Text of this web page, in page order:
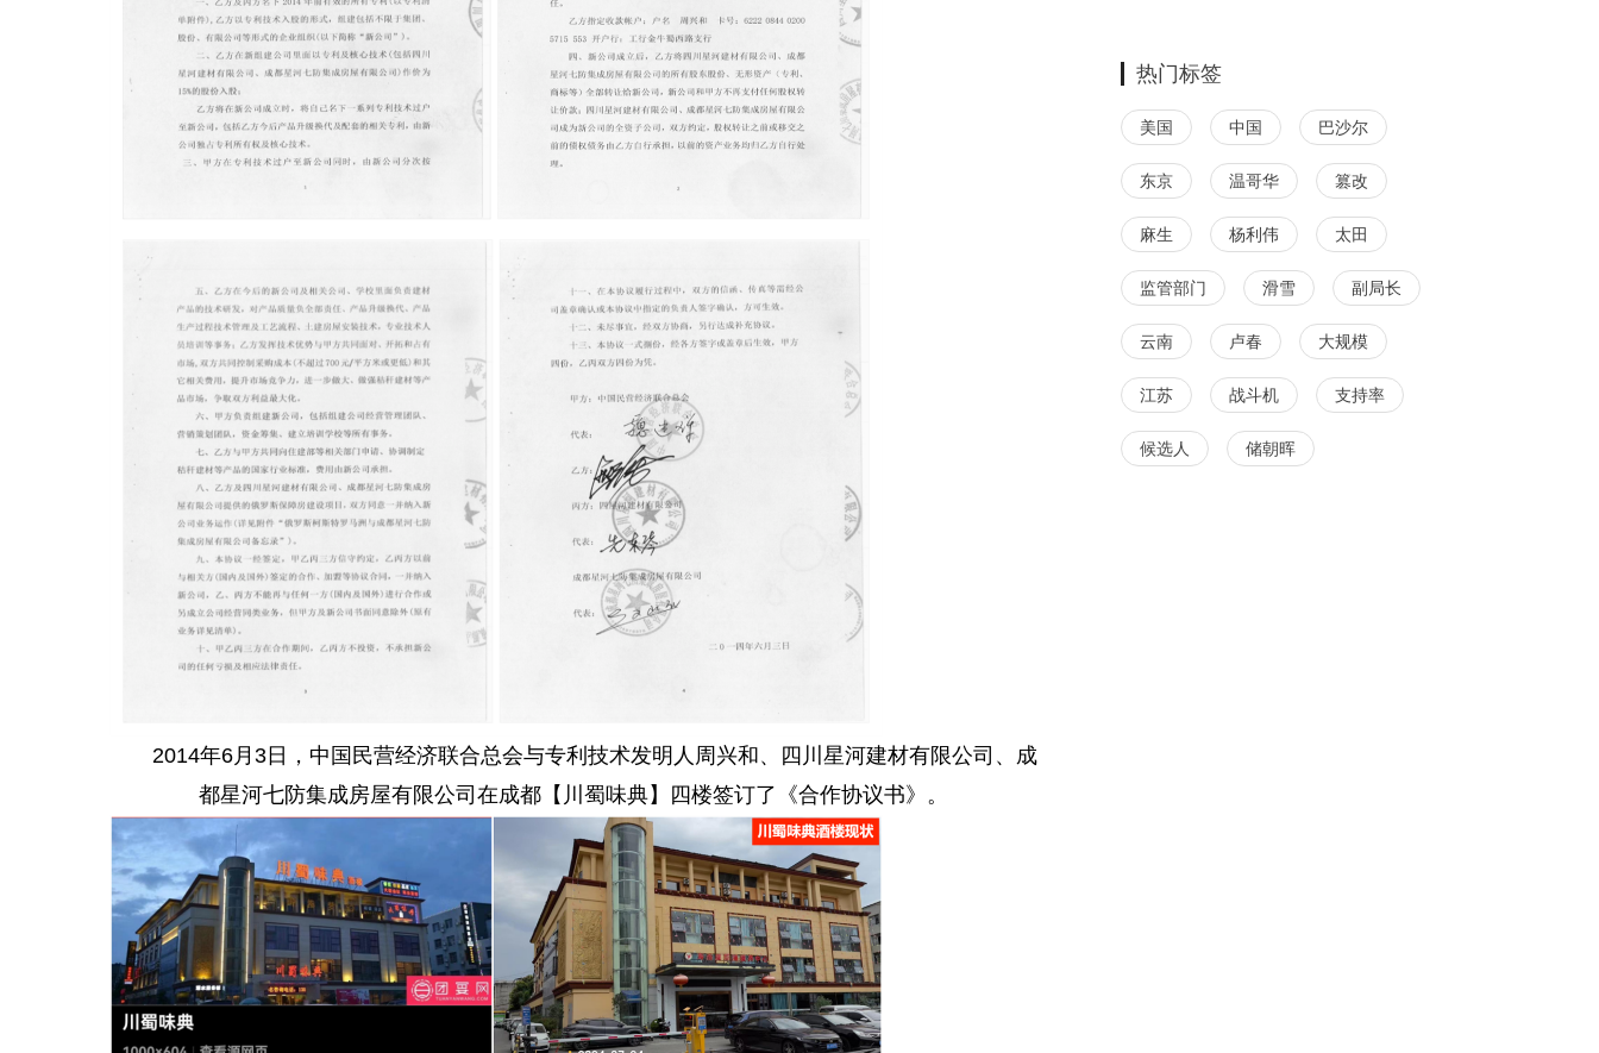
2014年6月3日，中国民营经济联合总会与专利技术发明人周兴和、四川星河建材有限公司、成
都星河七防集成房屋有限公司在成都【川蜀味典】四楼签订了《合作协议书》。
热门标签
美国 中国 巴沙尔
东京 温哥华 篡改
麻生 杨利伟 太田
监管部门 滑雪 副局长
云南 卢春 大规模
江苏 战斗机 支持率
候选人 储朝晖